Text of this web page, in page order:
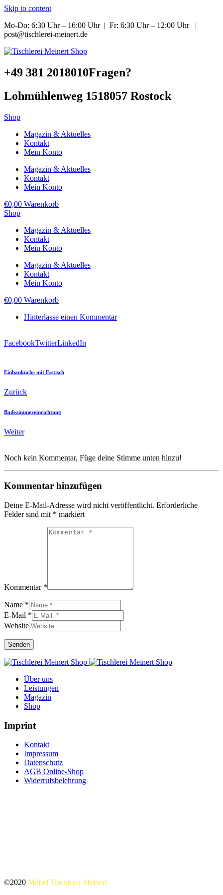
Skip to content
Mo-Do: 6:30 Uhr – 16:00 Uhr | Fr: 6:30 Uhr – 12:00 Uhr |
post@tischlerei-meinert.de
+49 381 2018010Fragen?
Lohmühlenweg 1518057 Rostock
Shop
Magazin & Aktuelles
Kontakt
Mein Konto
Magazin & Aktuelles
Kontakt
Mein Konto
€0,00 Warenkorb
Shop
Magazin & Aktuelles
Kontakt
Mein Konto
Magazin & Aktuelles
Kontakt
Mein Konto
€0,00 Warenkorb
Hinterlasse einen Kommentar
FacebookTwitterLinkedIn
Einbauküche mit Esstisch
Zurück
Badezimmereinrichtung
Weiter
Noch kein Kommentar, Füge deine Stimme unten hinzu!
Kommentar hinzufügen
Deine E-Mail-Adresse wird nicht veröffentlicht. Erforderliche
Felder sind mit * markiert
Kommentar *
Name *
E-Mail *
Website
Senden
Über uns
Leistungen
Magazin
Shop
Imprint
Kontakt
Impressum
Datenschutz
AGB Online-Shop
Widerrufsbelehrung
©2020 Möbel Tischlerei Meinert